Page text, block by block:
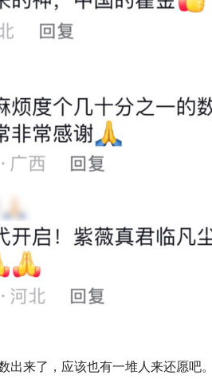
来了，应该也有一堆人来还愿吧。